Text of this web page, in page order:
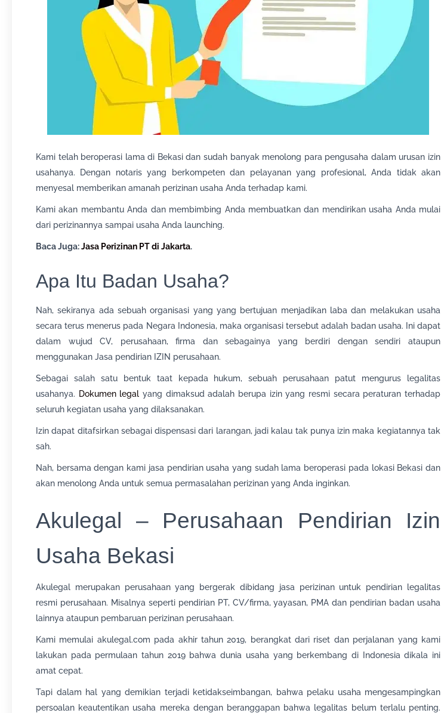
Kami telah beroperasi lama di Bekasi dan sudah banyak menolong para pengusaha dalam urusan izin
usahanya. Dengan notaris yang berkompeten dan pelayanan yang profesional, Anda tidak akan
menyesal memberikan amanah perizinan usaha Anda terhadap kami.
Kami akan membantu Anda dan membimbing Anda membuatkan dan mendirikan usaha Anda mulai
dari perizinannya sampai usaha Anda launching.
Baca Juga:Jasa Perizinan PT di Jakarta.
Apa Itu Badan Usaha?
Nah, sekiranya ada sebuah organisasi yang yang bertujuan menjadikan laba dan melakukan usaha
secara terus menerus pada Negara Indonesia, maka organisasi tersebut adalah badan usaha. Ini dapat
dalam wujud CV, perusahaan, firma dan sebagainya yang berdiri dengan sendiri ataupun
menggunakan Jasa pendirian IZIN perusahaan.
Sebagai salah satu bentuk taat kepada hukum, sebuah perusahaan patut mengurus legalitas
usahanya. Dokumen legal yang dimaksud adalah berupa izin yang resmi secara peraturan terhadap
seluruh kegiatan usaha yang dilaksanakan.
Izin dapat ditafsirkan sebagai dispensasi dari larangan, jadi kalau tak punya izin maka kegiatannya tak
sah.
Nah, bersama dengan kami jasa pendirian usaha yang sudah lama beroperasi pada lokasi Bekasi dan
akan menolong Anda untuk semua permasalahan perizinan yang Anda inginkan.
Akulegal – Perusahaan Pendirian Izin
Usaha Bekasi
Akulegal merupakan perusahaan yang bergerak dibidang jasa perizinan untuk pendirian legalitas
resmi perusahaan. Misalnya seperti pendirian PT, CV/firma, yayasan, PMA dan pendirian badan usaha
lainnya ataupun pembaruan perizinan perusahaan.
Kami memulai akulegal.com pada akhir tahun 2019, berangkat dari riset dan perjalanan yang kami
lakukan pada permulaan tahun 2019 bahwa dunia usaha yang berkembang di Indonesia dikala ini
amat cepat.
Tapi dalam hal yang demikian terjadi ketidakseimbangan, bahwa pelaku usaha mengesampingkan
persoalan keautentikan usaha mereka dengan beranggapan bahwa legalitas belum terlalu penting.